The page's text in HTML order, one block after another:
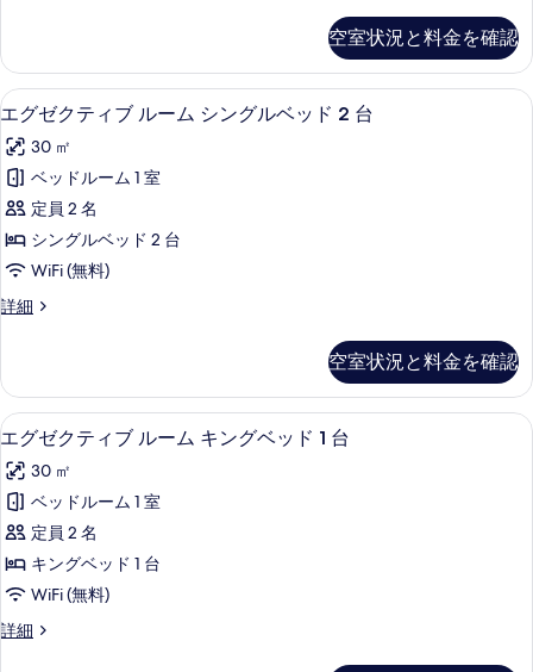
細
空室状況と料金を確認
エ
グ
ゼ
ク
テ
ィ
ブ
ル
ム
シ
ン
グ
ル
ベ
ッ
ド
2
セーフティボックス (室内)、防音設
5
エグゼクティブ ルーム シングルベッド 2 台
30 ㎡
ベッドルーム 1 室
定員 2 名
シングルベッド 2 台
WiFi (無料)
詳細
エ
テ
ィ
ブ
ー
ム
ン
グ
ル
ベ
ッ
空室状況と料金を確認
エ
グ
ゼ
ク
テ
ィ
ブ
ル
セーフティボックス (室内)、防音設
5
エグゼクティブ ルーム キングベッド 1 台
30 ㎡
ベッドルーム 1 室
定員 2 名
キングベッド 1 台
WiFi (無料)
詳細
エ